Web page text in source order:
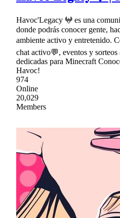
Havoc'Legacy 𖤍 es una
donde podrás conocer gente,
ambiente activo y entretenido.
chat activo💬, eventos y sorteos
dedicadas para Minecraft
Havoc!
974
Online
20,029
Members